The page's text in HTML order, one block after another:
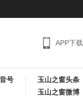
APP下载
号
玉山之窗头条
玉山之窗微博